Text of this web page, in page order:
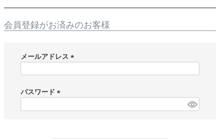
会員登録がお済みのお客様
メールアドレス
)
パスワード